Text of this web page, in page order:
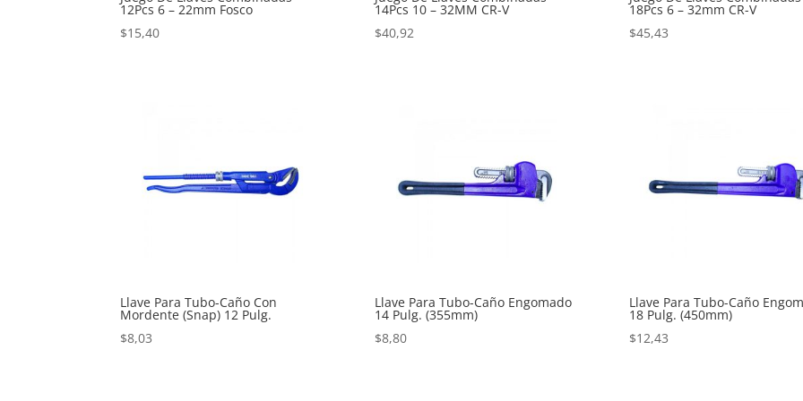
12Pcs 6 – 22mm Fosco
$15,40
14Pcs 10 – 32MM CR-V
$40,92
18Pcs 6 – 32mm CR-V
$45,43
Llave Para Tubo-Caño Con
Mordente (Snap) 12 Pulg.
$8,03
Llave Para Tubo-Caño Engomado
14 Pulg. (355mm)
$8,80
Llave Para Tubo-Caño
18 Pulg. (450mm)
$12,43